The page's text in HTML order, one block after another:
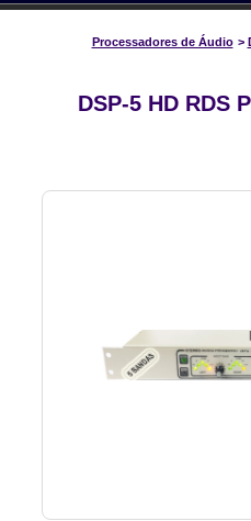
Processadores de Áudio >
DSP-5 HD RDS